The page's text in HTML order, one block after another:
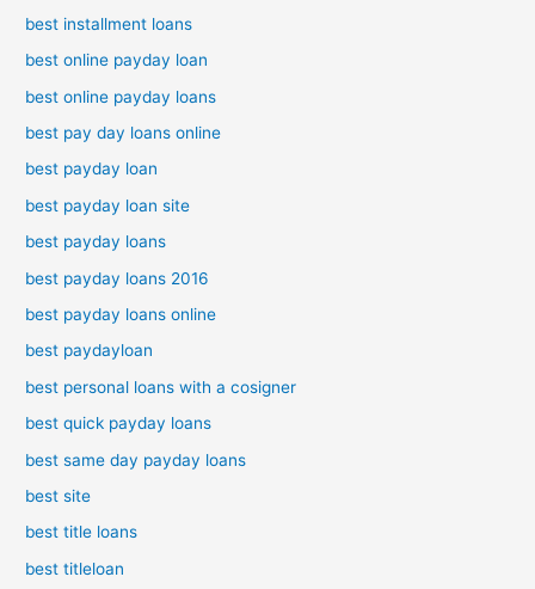
best installment loans
best online payday loan
best online payday loans
best pay day loans online
best payday loan
best payday loan site
best payday loans
best payday loans 2016
best payday loans online
best paydayloan
best personal loans with a cosigner
best quick payday loans
best same day payday loans
best site
best title loans
best titleloan